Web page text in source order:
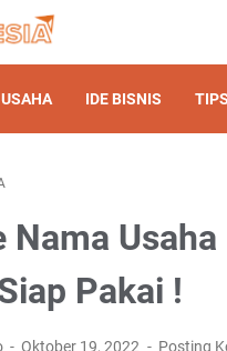
IDE BISNIS
Nama
Pakai !
Oktober 19, 2022 Posting